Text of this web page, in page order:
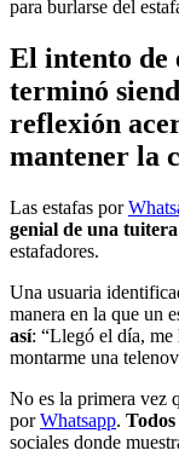
El intento de
terminó
reflexión
mantener la
Las estafas por
genial de una tuitera
estafadores.
Una usuaria
manera en la que un
así: “Llegó el día, me
montarme una
No es la primera vez
porWhatsapp. Todos
sociales donde